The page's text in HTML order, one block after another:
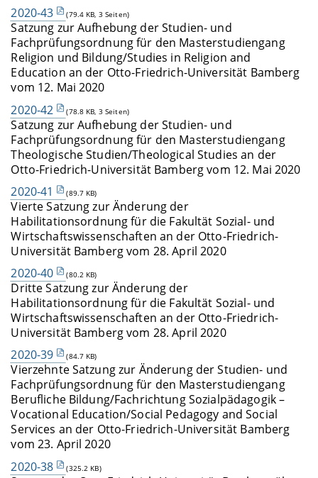
2020-43
(79.4 KB, 3 Seiten)
Satzung zur Aufhebung der Studien- und
Fachprüfungsordnung für den Masterstudiengang
Religion und Bildung/Studies in Religion and
Education an der Otto-Friedrich-Universität Bamberg
vom 12. Mai 2020
2020-42
(78.8 KB, 3 Seiten)
Satzung zur Aufhebung der Studien- und
Fachprüfungsordnung für den Masterstudiengang
Theologische Studien/Theological Studies an der
Otto-Friedrich-Universität Bamberg vom 12. Mai 2020
2020-41
(89.7 KB)
Vierte Satzung zur Änderung der
Habilitationsordnung für die Fakultät Sozial- und
Wirtschaftswissenschaften an der Otto-Friedrich-
Universität Bamberg vom 28. April 2020
2020-40
(80.2 KB)
Dritte Satzung zur Änderung der
Habilitationsordnung für die Fakultät Sozial- und
Wirtschaftswissenschaften an der Otto-Friedrich-
Universität Bamberg vom 28. April 2020
2020-39
(84.7 KB)
Vierzehnte Satzung zur Änderung der Studien- und
Fachprüfungsordnung für den Masterstudiengang
Berufliche Bildung/Fachrichtung Sozialpädagogik –
Vocational Education/Social Pedagogy and Social
Services an der Otto-Friedrich-Universität Bamberg
vom 23. April 2020
2020-38
(325.2 KB)